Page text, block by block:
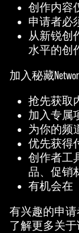
创作内容
申请者必
从新锐创
水平的创
加入秘藏
抢先获取
加入专属
为你的频
优先获得
创作者工
品、促销
有机会在
有兴趣的申请
了解更多关于